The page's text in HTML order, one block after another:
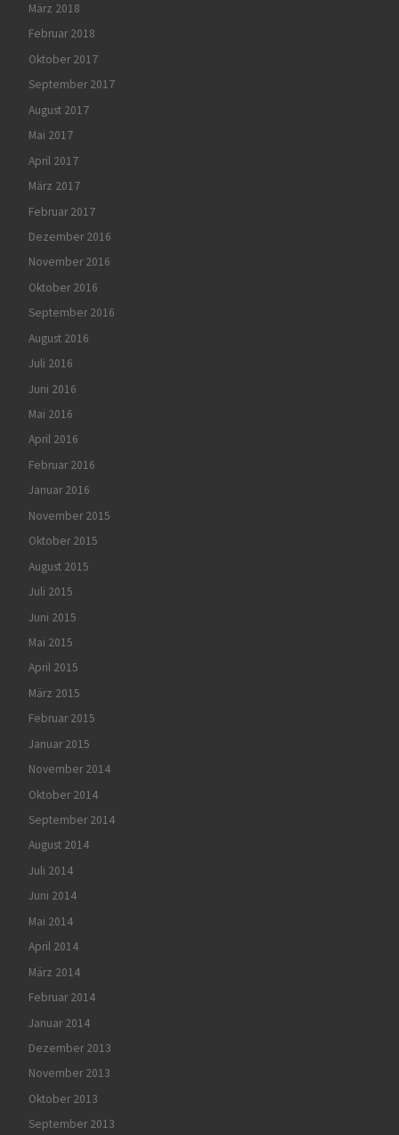
März 2018
Februar 2018
Oktober 2017
September 2017
August 2017
Mai 2017
April 2017
März 2017
Februar 2017
Dezember 2016
November 2016
Oktober 2016
September 2016
August 2016
Juli 2016
Juni 2016
Mai 2016
April 2016
Februar 2016
Januar 2016
November 2015
Oktober 2015
August 2015
Juli 2015
Juni 2015
Mai 2015
April 2015
März 2015
Februar 2015
Januar 2015
November 2014
Oktober 2014
September 2014
August 2014
Juli 2014
Juni 2014
Mai 2014
April 2014
März 2014
Februar 2014
Januar 2014
Dezember 2013
November 2013
Oktober 2013
September 2013